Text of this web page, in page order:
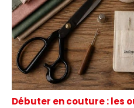
Débuter en couture : les